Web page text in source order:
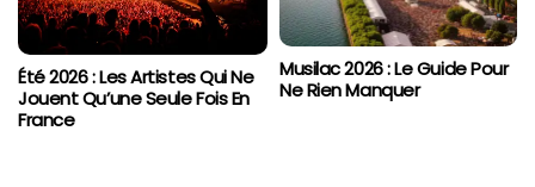
Été 2026 : Les Artistes Qui Ne
Jouent Qu’une Seule Fois En
France
Musilac 2026 : Le Guide Pour
Ne Rien Manquer